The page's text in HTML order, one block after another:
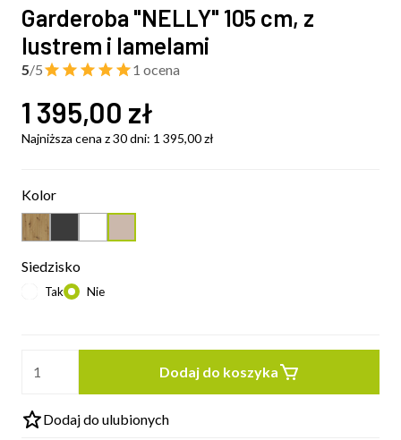
Garderoba "NELLY" 105 cm, z
lustrem i lamelami
5/5 1 ocena
1 395,00 zł
Najniższa cena z 30 dni: 1 395,00zł
Kolor
Siedzisko
Tak Nie
Dodaj do koszyka
Dodaj do ulubionych